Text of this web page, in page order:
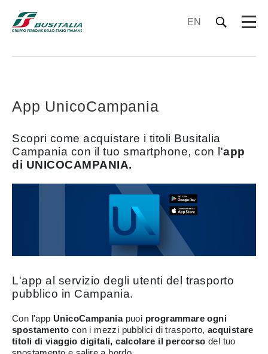
EN
App UnicoCampania
Scopri come acquistare i titoli Busitalia
Campania con il tuo smartphone, con l'app
di UNICOCAMPANIA.
L'app al servizio degli utenti del trasporto
pubblico in Campania.
Con l'app UnicoCampaniapuoi programmare ogni
spostamento con i mezzi pubblici di trasporto, acquistare
titoli di viaggio digitali, calcolare il percorso del tuo